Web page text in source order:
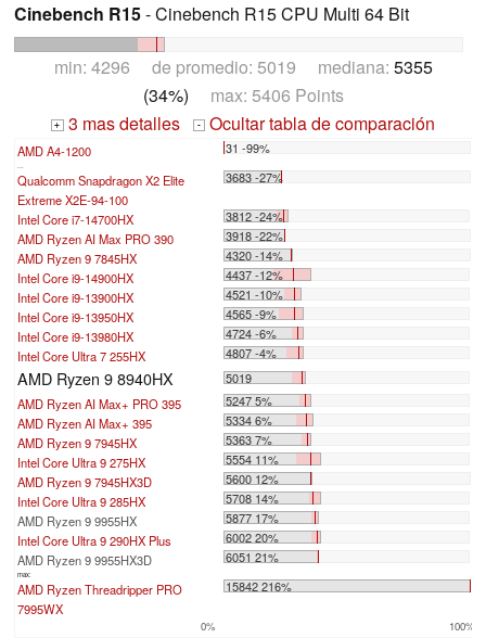
Cinebench R15- Cinebench R15 CPU Multi 64 Bit
min: 4296 de promedio: 5019 mediana: 5355
(34%) max: 5406 Points
+ 3 mas detalles - Ocultar tabla de comparación
AMD A4-1200 31 -99%
...
Qualcomm Snapdragon X2 Elite
Extreme X2E-94-100
3683 -27%
Intel Core i7-14700HX
3812 -24%
AMD Ryzen AI Max PRO 390
3918 -22%
AMD Ryzen 9 7845HX
4320 -14%
Intel Core i9-14900HX
4437 -12%
Intel Core i9-13900HX
4521 -10%
Intel Core i9-13950HX
4565 -9%
Intel Core i9-13980HX
4724 -6%
Intel Core Ultra 7 255HX
4807 -4%
AMD Ryzen 9 8940HX
5019
AMD Ryzen AI Max+ PRO 395
5247 5%
AMD Ryzen AI Max+ 395
5334 6%
AMD Ryzen 9 7945HX
5363 7%
Intel Core Ultra 9 275HX
5554 11%
AMD Ryzen 9 7945HX3D
5600 12%
Intel Core Ultra 9 285HX
5708 14%
AMD Ryzen 9 9955HX
5877 17%
Intel Core Ultra 9 290HX Plus
6002 20%
AMD Ryzen 9 9955HX3D
6051 21%
max:
AMD Ryzen Threadripper PRO
7995WX
15842 216%
0% 100%